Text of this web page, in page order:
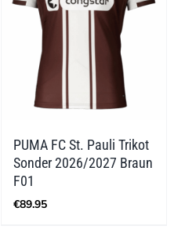
PUMA FC St. Pauli Trikot
Sonder 2026/2027 Braun
F01
€89.95